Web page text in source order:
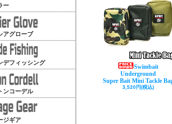
ー
アグローブ
デフィッシング
ンコーデル
ジギア
Swimbait
Underground
Super Bait Mini Tackle
3,520円(税込)